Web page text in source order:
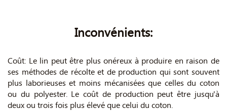
Inconvénients:
Coût: Le lin peut être plus onéreux à produire en raison de
ses méthodes de récolte et de production qui sont souvent
plus laborieuses et moins mécanisées que celles du coton
ou du polyester. Le coût de production peut être jusqu'à
deux ou trois fois plus élevé que celui du coton.